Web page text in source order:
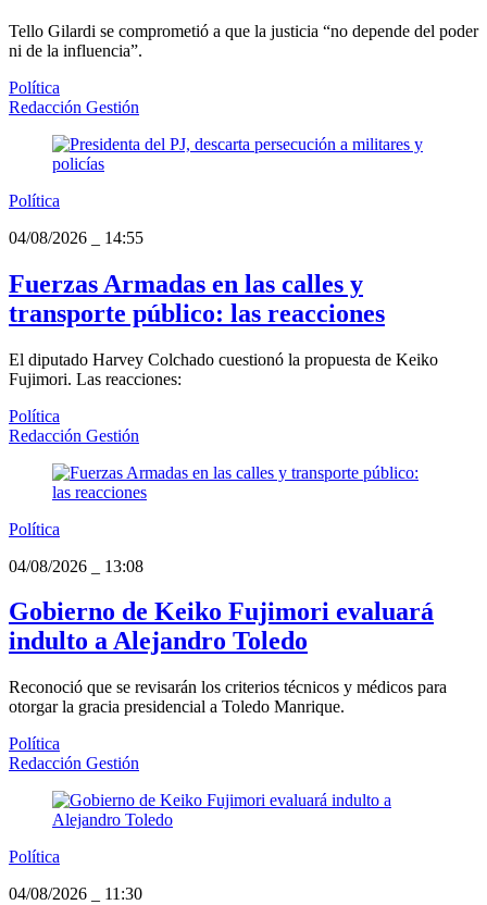
Tello Gilardi se comprometió a que la justicia “no depende del poder
ni de la influencia”.
Política
Redacción Gestión
Política
04/08/2026
14:55
Fuerzas Armadas en las calles y
transporte público: las reacciones
El diputado Harvey Colchado cuestionó la propuesta de Keiko
Fujimori. Las reacciones:
Política
Redacción Gestión
Política
04/08/2026
13:08
Gobierno de Keiko Fujimori evaluará
indulto a Alejandro Toledo
Reconoció que se revisarán los criterios técnicos y médicos para
otorgar la gracia presidencial a Toledo Manrique.
Política
Redacción Gestión
Política
04/08/2026
11:30